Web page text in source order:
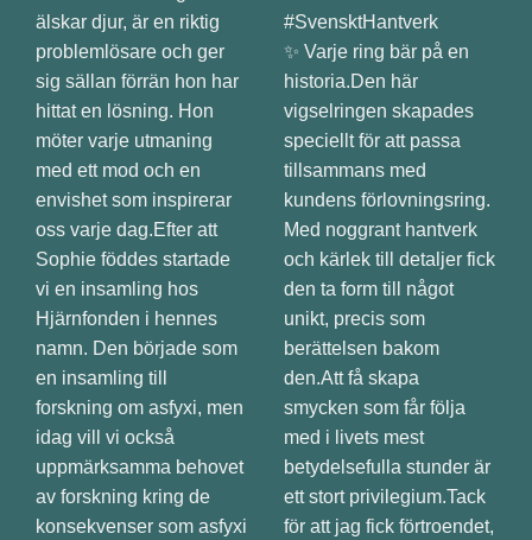
✨ Varje ring bär på en
historia.Den här
vigselringen skapades
speciellt för att passa
tillsammans med
kundens förlovningsring.
Med noggrant hantverk
och kärlek till detaljer fick
den ta form till något
unikt, precis som
berättelsen bakom
den.Att få skapa
smycken som får följa
med i livets mest
betydelsefulla stunder är
ett stort privilegium.Tack
för att jag fick förtroendet,